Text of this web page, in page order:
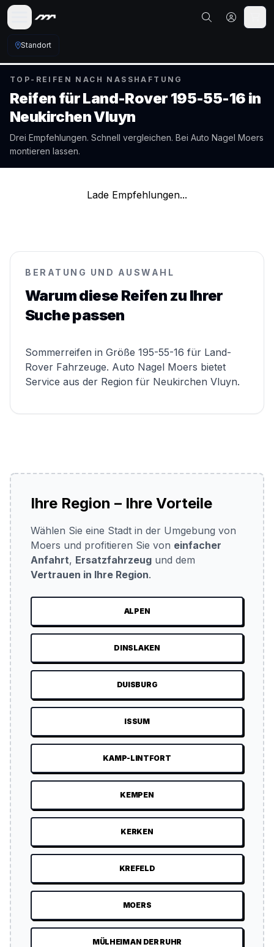
Standort
TOP-REIFEN NACH NASSHAFTUNG
Reifen fürLand-Rover 195-55-16 in
Neukirchen Vluyn
Drei Empfehlungen. Schnell vergleichen. Bei Auto Nagel Moers
montieren lassen.
Lade Empfehlungen...
BERATUNG UND AUSWAHL
Warum diese Reifen zu Ihrer
Suche passen
Sommerreifen in Größe 195-55-16 für Land-
Rover Fahrzeuge. Auto Nagel Moers bietet
Service aus der Region für Neukirchen Vluyn.
Ihre Region – Ihre Vorteile
Wählen Sie eine Stadt in der Umgebung von
Moers und profitieren Sie von einfacher
Anfahrt, Ersatzfahrzeug und dem
Vertrauen in Ihre Region.
ALPEN
DINSLAKEN
DUISBURG
ISSUM
KAMP-LINTFORT
KEMPEN
KERKEN
KREFELD
MOERS
MÜLHEIM AN DER RUHR